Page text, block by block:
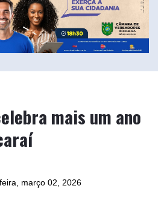
mais um ano
março 02, 2026